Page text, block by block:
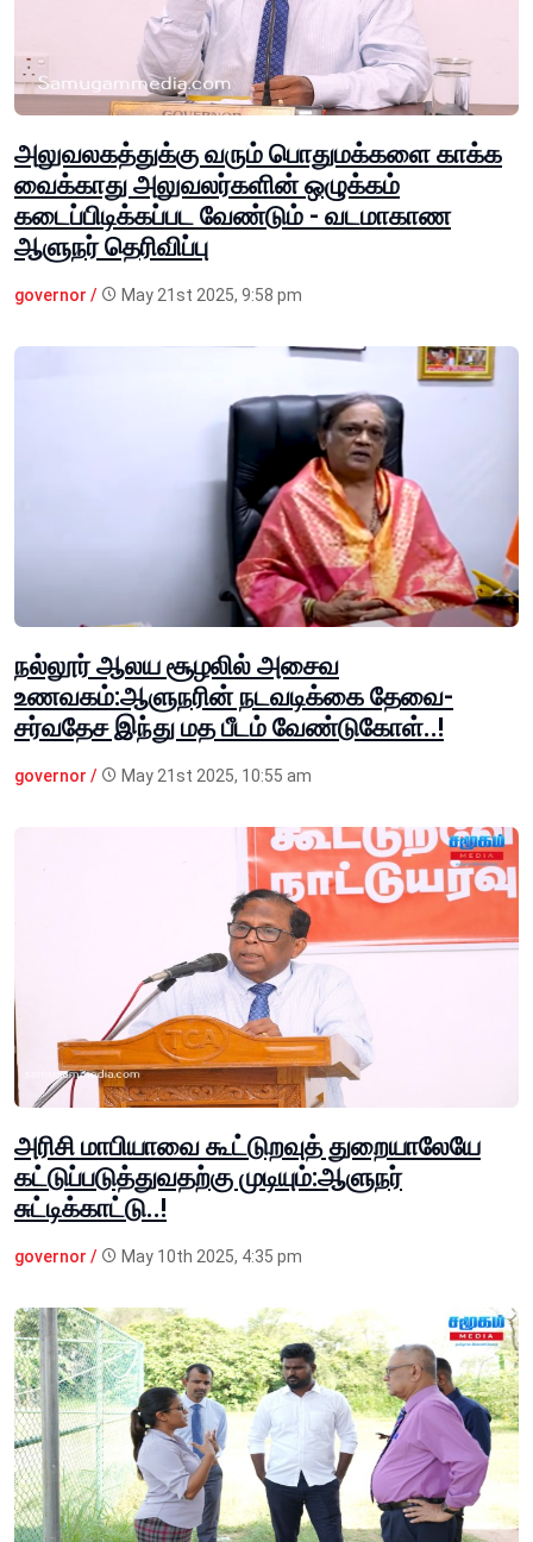
அலுவலகத்துக்கு வரும் பொதுமக்களை காக்க
வைக்காது அலுவலர்களின் ஒழுக்கம்
கடைப்பிடிக்கப்பட வேண்டும் - வடமாகாண
ஆளுநர் தெரிவிப்பு
governor / May 21st 2025, 9:58 pm
நல்லூர் ஆலய சூழலில் அசைவ
உணவகம்:ஆளுநரின் நடவடிக்கை தேவை-
சர்வதேச இந்து மத பீடம் வேண்டுகோள்..!
governor / May 21st 2025, 10:55 am
அரிசி மாபியாவை கூட்டுறவுத் துறையாலேயே
கட்டுப்படுத்துவதற்கு முடியும்:ஆளுநர்
சுட்டிக்காட்டு..!
governor / May 10th 2025, 4:35 pm